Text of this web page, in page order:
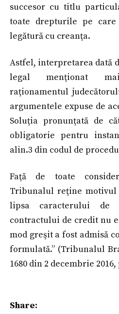
succesor cu titlu
toate drepturile pe
legătură cu creanţa.
Astfel, interpretarea dată
legal menţionat
raţionamentul
argumentele expuse de
Soluţia pronunţată de
obligatorie pentru
alin.3 din codul de
Faţă de toate
Tribunalul reţine motivul
lipsa caracterului
contractului de credit nu
mod greşit a fost admisă
formulată.” (Tribunalul
1680 din 2 decembrie
Share: